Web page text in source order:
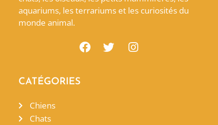
aquariums, les terrariums et les curiosités du
monde animal.
CATÉGORIES
Chiens
Chats